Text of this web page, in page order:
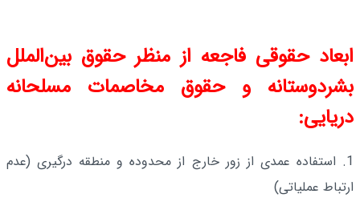
ابعاد حقوقی فاجعه از منظر حقوق بین‌الملل
بشردوستانه و حقوق مخاصمات مسلحانه
دریایی:
1. استفاده عمدی از زور خارج از محدوده و منطقه درگیری (عدم
ارتباط عملیاتی)